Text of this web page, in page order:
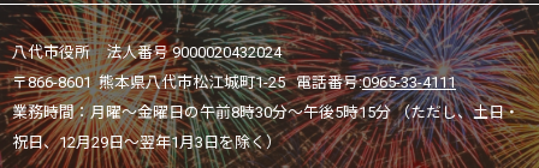
八代市役所 法人番号 9000020432024
〒866-8601 熊本県八代市松江城町1-25 電話番号:0965-33-4111
業務時間：月曜～金曜日の午前8時30分～午後5時15分 （ただし、土日・
祝日、12月29日～翌年1月3日を除く）